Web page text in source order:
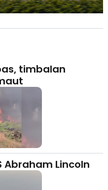
timbalan
Abraham Lincoln